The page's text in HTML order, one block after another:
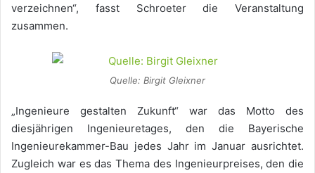
verzeichnen“, fasst Schroeter die Veranstaltung
zusammen.
Quelle: Birgit Gleixner
„Ingenieure gestalten Zukunft“ war das Motto des
diesjährigen Ingenieuretages, den die Bayerische
Ingenieurekammer-Bau jedes Jahr im Januar ausrichtet.
Zugleich war es das Thema des Ingenieurpreises, den die